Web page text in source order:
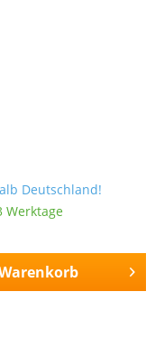
Deutschland!
Werktage